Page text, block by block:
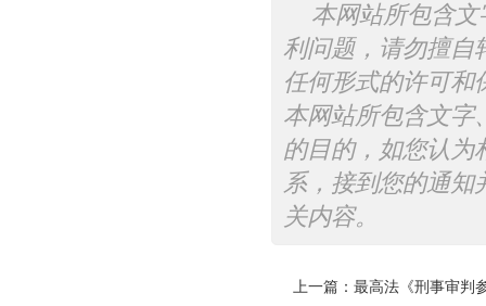
本网站所包含
利问题，请勿擅自
任何形式的许可和
本网站所包含文字
的目的，如您认为
系，接到您的通知
关内容。
上一篇： 最高法《刑事审判